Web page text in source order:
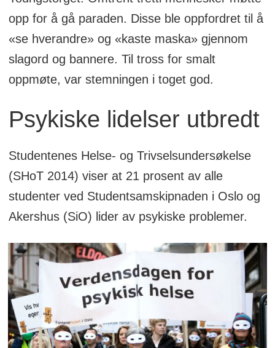
opp for å gå paraden. Disse ble oppfordret til å
«se hverandre» og «kaste maska» gjennom
slagord og bannere. Til tross for smalt
oppmøte, var stemningen i toget god.
Psykiske lidelser utbredt
Studentenes Helse- og Trivselsundersøkelse
(SHoT 2014) viser at 21 prosent av alle
studenter ved Studentsamskipnaden i Oslo og
Akershus (SiO) lider av psykiske problemer.